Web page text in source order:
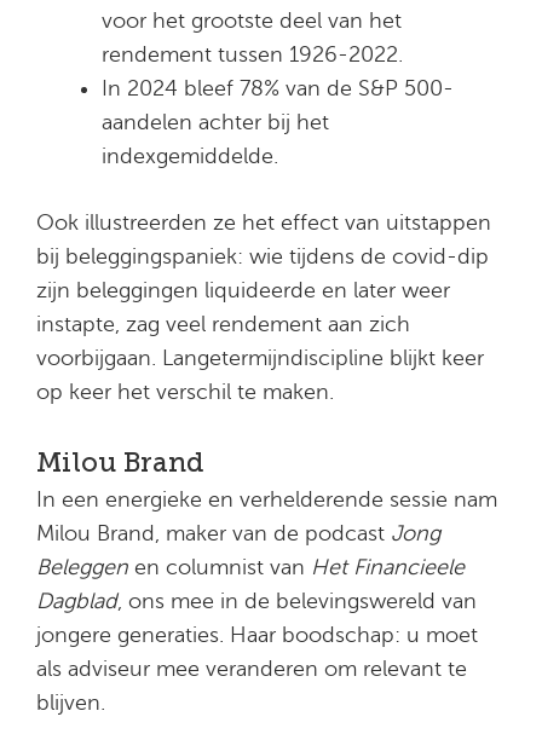
voor het grootste deel van het
rendement tussen 1926-2022.
In 2024 bleef 78% van de S&P 500-
aandelen achter bij het
indexgemiddelde.
Ook illustreerden ze het effect van uitstappen
bij beleggingspaniek: wie tijdens de covid-dip
zijn beleggingen liquideerde en later weer
instapte, zag veel rendement aan zich
voorbijgaan. Langetermijndiscipline blijkt keer
op keer het verschil te maken.
Milou Brand
In een energieke en verhelderende sessie nam
Milou Brand, maker van de podcast Jong
Beleggen en columnist van Het Financieele
Dagblad, ons mee in de belevingswereld van
jongere generaties. Haar boodschap: u moet
als adviseur mee veranderen om relevant te
blijven.